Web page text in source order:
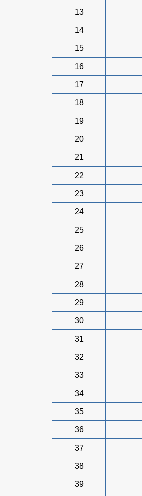
13
14
15
16
17
18
19
20
21
22
23
24
25
26
27
28
29
30
31
32
33
34
35
36
37
38
39